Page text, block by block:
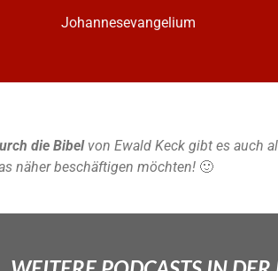
Johannes­­evangelium
die Bibel von Ewald Keck gibt es auch
näher beschäftigen möchten! 🙂